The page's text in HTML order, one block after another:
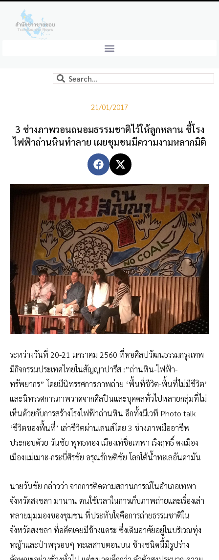
21/01/2017
3 ช่างภาพวอนถนอมธรรมชาติไว้ให้ลูกหลาน ชี้โรง
ไฟฟ้าถ่านหินทำลาย เผยชุมชนมีความงามหลากมิติ
ระหว่างวันที่ 20-21 มกราคม 2560 ที่หอศิลปวัฒนธรรมกรุงเทพ
มีกิจกรรมประเทศไทยในสัญญาปารีส :”ถ่านหิน-ไฟฟ้า-
ทรัพยากร” โดยมีนิทรรศการภาพถ่าย ‘พื้นที่ชีวิต-พื้นที่ไม่มีชีวิต’
และนิทรรศการภาพวาดจากศิลปินและบุคคลทั่วไปหลายกลุ่มที่ไม่
เห็นด้วยกับการสร้างโรงไฟฟ้าถ่านหิน อีกทั้งมีเวที Photo talk
‘ชีวิตของพื้นที่’ เล่าชีวิตผ่านเลนส์โดย 3 ช่างภาพมืออาชีพ
ประกอบด้วย วันชัย พุทธทอง เมืองเท่ชื่อเทพา เริงฤทธิ์ คงเมือง
เมืองแม่เมาะ-กระบี่ศิรชัย อรุณรักษติชัย โลกใต้น้ำทะเลอันดามัน
นายวันชัย กล่าวว่า จากการติดตามสถานการณ์ในอำเภอเทพา
จังหวัดสงขลา มานาน ตนใช้เวลาในการเก็บภาพถ่ายและเรื่องเล่า
หลายมุมมองของชุมชน ที่ประทับใจคือการถ่ายธรรมชาติใน
จังหวัดสงขลา ที่อดีตเคยมีช้างแคระ ซึ่งเดิมอาศัยอยู่ในบริเวณทุ่ง
หญ้าและป่าพรุรอบๆ ทะเลสาบตอนบน ช้างชนิดนี้มีรูปร่าง